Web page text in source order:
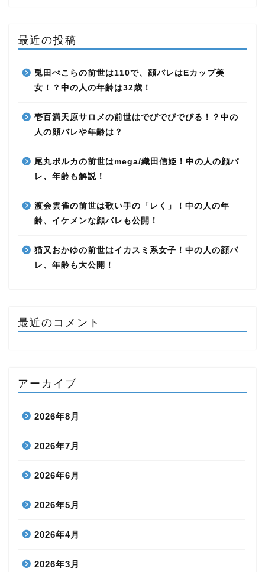
最近の投稿
兎田ぺこらの前世は110で、顔バレはEカップ美
女！？中の人の年齢は32歳！
壱百満天原サロメの前世はでびでびでびる！？中の
人の顔バレや年齢は？
尾丸ポルカの前世はmega/織田信姫！中の人の顔バ
レ、年齢も解説！
渡会雲雀の前世は歌い手の「レく」！中の人の年
齢、イケメンな顔バレも公開！
猫又おかゆの前世はイカスミ系女子！中の人の顔バ
レ、年齢も大公開！
最近のコメント
アーカイブ
2026年8月
2026年7月
2026年6月
2026年5月
2026年4月
2026年3月